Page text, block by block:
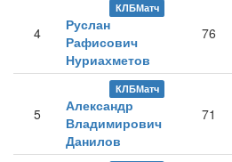
4
КЛБМатч
Руслан
Рафисович
Нуриахметов
76
5
КЛБМатч
Александр
Владимирович
Данилов
71